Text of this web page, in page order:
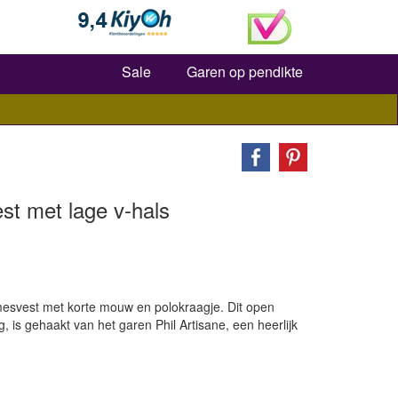
Zoeken
Sale Garen op pendikte
met lage v-hals
met korte mouw en polokraagje. Dit open
is gehaakt van het garen Phil Artisane, een heerlijk